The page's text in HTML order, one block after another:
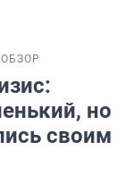
ОБЗОР
но
своим